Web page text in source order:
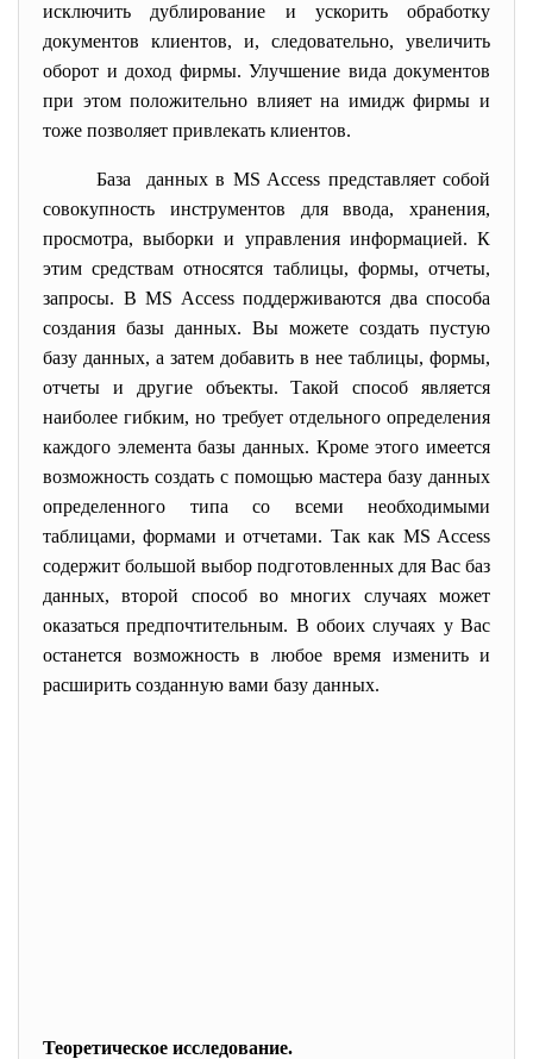
исключить дублирование и ускорить обработку
документов клиентов, и, следовательно, увеличить
оборот и доход фирмы. Улучшение вида документов
при этом положительно влияет на имидж фирмы и
тоже позволяет привлекать клиентов.
База данных в MS Access представляет собой
совокупность инструментов для ввода, хранения,
просмотра, выборки и управления информацией. К
этим средствам относятся таблицы, формы, отчеты,
запросы. В MS Access поддерживаются два способа
создания базы данных. Вы можете создать пустую
базу данных, а затем добавить в нее таблицы, формы,
отчеты и другие объекты. Такой способ является
наиболее гибким, но требует отдельного определения
каждого элемента базы данных. Кроме этого имеется
возможность создать с помощью мастера базу данных
определенного типа со всеми необходимыми
таблицами, формами и отчетами. Так как MS Access
содержит большой выбор подготовленных для Вас баз
данных, второй способ во многих случаях может
оказаться предпочтительным. В обоих случаях у Вас
останется возможность в любое время изменить и
расширить созданную вами базу данных.
Теоретическое исследование.